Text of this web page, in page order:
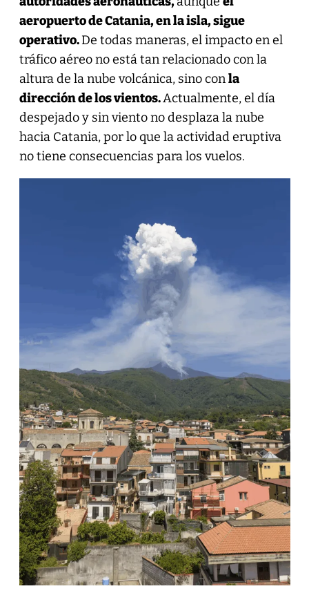
aeropuerto de Catania, en la isla, sigue
operativo.De todas maneras, el impacto en el
tráfico aéreo no está tan relacionado con la
altura de la nube volcánica, sino conla
dirección de los vientos.Actualmente, el día
despejado y sin viento no desplaza la nube
hacia Catania, por lo que la actividad eruptiva
no tiene consecuencias para los vuelos.